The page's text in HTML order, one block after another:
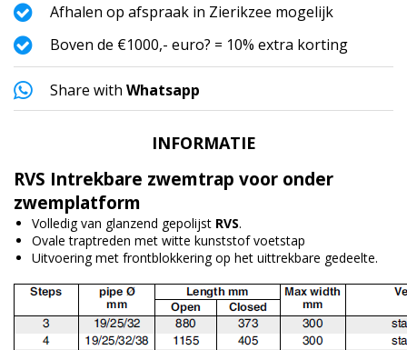
Afhalen op afspraak in Zierikzee mogelijk
Boven de €1000,- euro? = 10% extra korting
Share with Whatsapp
INFORMATIE
RVS Intrekbare zwemtrap voor onder
zwemplatform
Volledig van glanzend gepolijst RVS.
Ovale traptreden met witte kunststof voetstap
Uitvoering met frontblokkering op het uittrekbare gedeelte.